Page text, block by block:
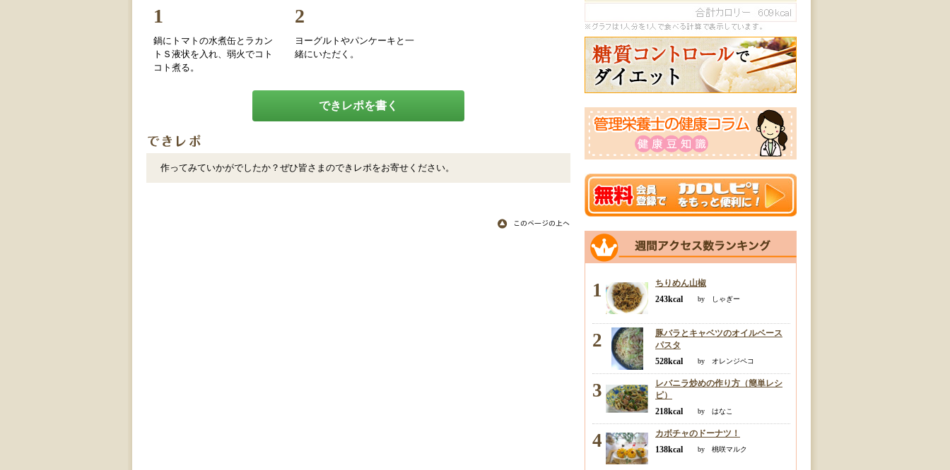
1
鍋にトマトの水煮缶とラカン
トＳ液状を入れ、弱火でコト
コト煮る。
2
ヨーグルトやパンケーキと一
緒にいただく。
できレポを書く
作ってみていかがでしたか？ぜひ皆さまのできレポをお寄せください。
1
ちりめん山椒
243kcal
by しゃぎー
2
豚バラとキャベツのオイルベース
パスタ
528kcal
by オレンジペコ
3
レバニラ炒めの作り方（簡単レシ
ピ）
218kcal
by はなこ
4
カボチャのドーナツ！
138kcal
by 桃咲マルク